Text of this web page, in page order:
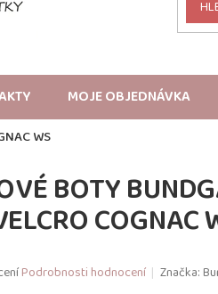
MOJE OBJEDNÁVKA
WS
BOTY
COGNAC
Podrobnosti hodnocení Značka: